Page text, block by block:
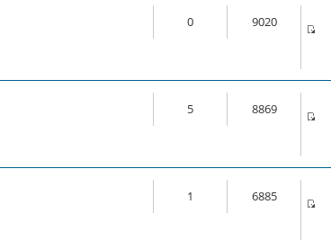
0 9020
5 8869
1 6885